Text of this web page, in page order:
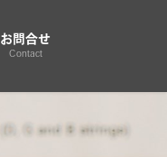
お問合せ
Contact